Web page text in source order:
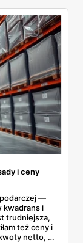
i ceny
—
kwadrans i
trudniejsza,
też ceny i
netto, a